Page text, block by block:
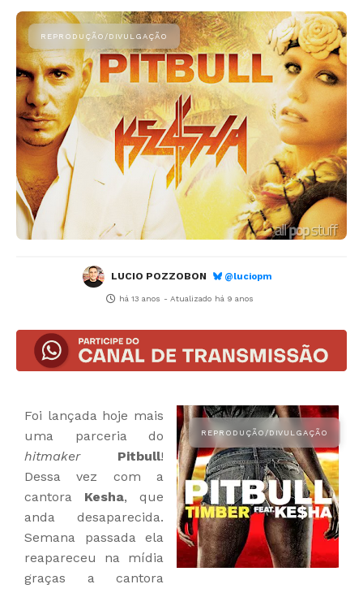
LUCIO POZZOBON @luciopm
há 13 anos - Atualizado há 9 anos
Foi lançada hoje mais
uma parceria do
hitmaker
Pitbull!
Dessa vez com a
cantora Kesha, que
anda desaparecida.
Semana passada ela
reapareceu na mídia
graças a cantora